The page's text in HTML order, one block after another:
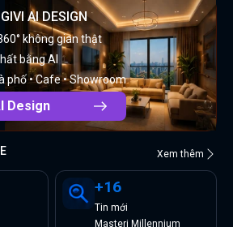
AI DESIGN
không gian thật
bằng AI
phố • Cafe • Showroom
Design
Xem thêm
+16
Tin mới
Masteri Millennium